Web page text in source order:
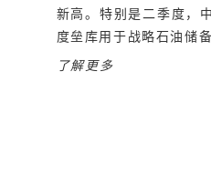
新高。特别是二季度，
度垒库用于战略石油储
了解更多